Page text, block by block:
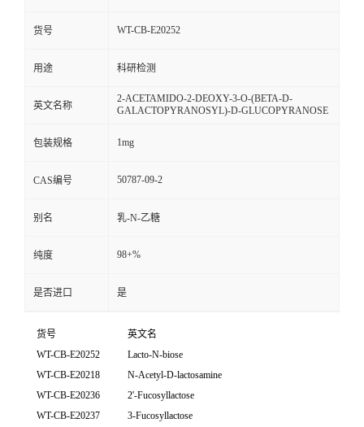
货号 WT-CB-E20252
用途 科研检测
英文名称
2-ACETAMIDO-2-DEOXY-3-O-(BETA-D-
GALACTOPYRANOSYL)-D-GLUCOPYRANOSE
包装规格 1mg
CAS编号 50787-09-2
别名 乳-N-乙糖
纯度 98+%
是否进口 是
货号
英文名
WT-CB-E20252
Lacto-N-biose
WT-CB-E20218
N-Acetyl-D-lactosamine
WT-CB-E20236
2'-Fucosyllactose
WT-CB-E20237
3-Fucosyllactose